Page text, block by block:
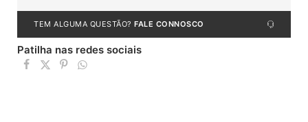
TEM ALGUMA QUESTÃO? FALE CONNOSCO
Patilha nas redes sociais